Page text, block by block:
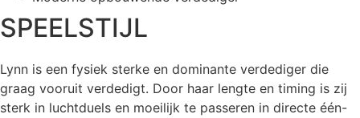
SPEELSTIJL
Lynn is een fysiek sterke en dominante verdediger die
graag vooruit verdedigt. Door haar lengte en timing is zij
sterk in luchtduels en moeilijk te passeren in directe één-